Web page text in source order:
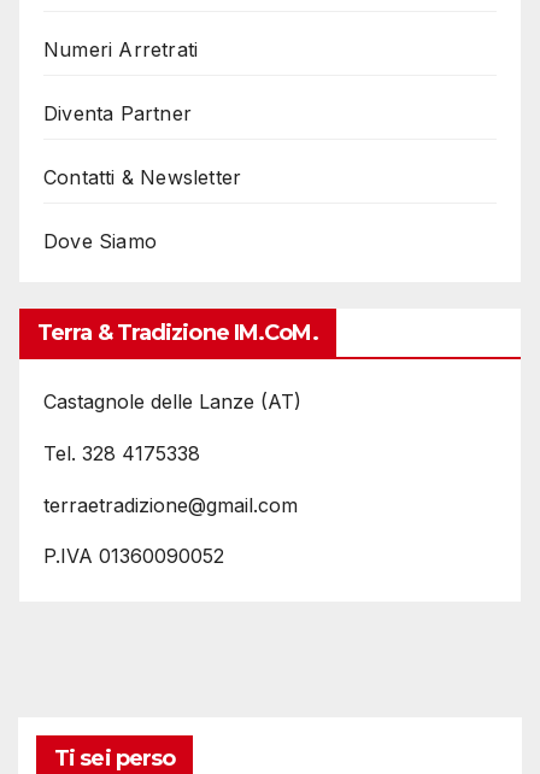
Numeri Arretrati
Diventa Partner
Contatti & Newsletter
Dove Siamo
Terra & Tradizione IM.coM.
Castagnole delle Lanze (AT)
Tel. 328 4175338
terraetradizione@gmail.com
P.IVA 01360090052
Ti sei perso